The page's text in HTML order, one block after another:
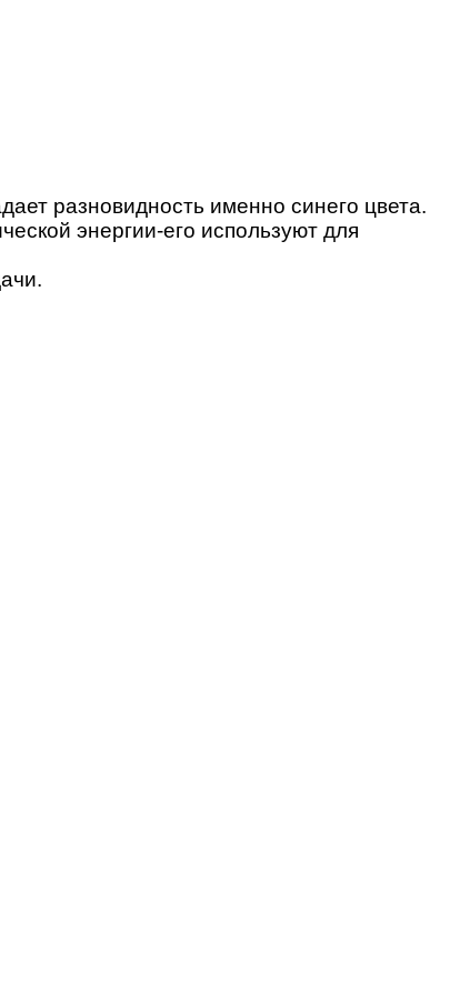
разновидность именно синего цвета.
энергии-его используют для